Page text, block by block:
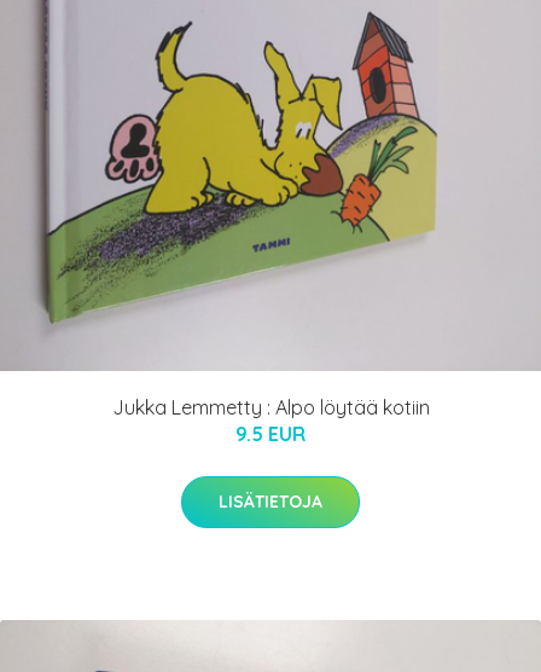
Jukka Lemmetty : Alpo löytää kotiin
9.5 EUR
LISÄTIETOJA